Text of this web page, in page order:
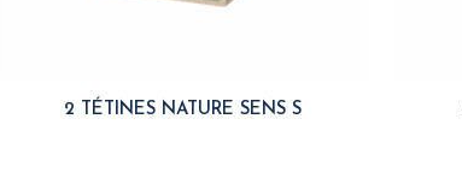
2 TÉTINES NATURE SENS S